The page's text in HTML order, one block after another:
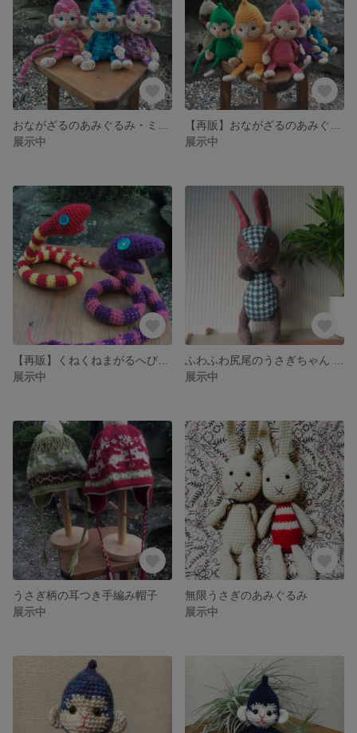
展示中
展示中
展示中
展示中
うさぎ柄の耳つき手編み帽子
展示中
無限うさぎのあみぐるみ
展示中